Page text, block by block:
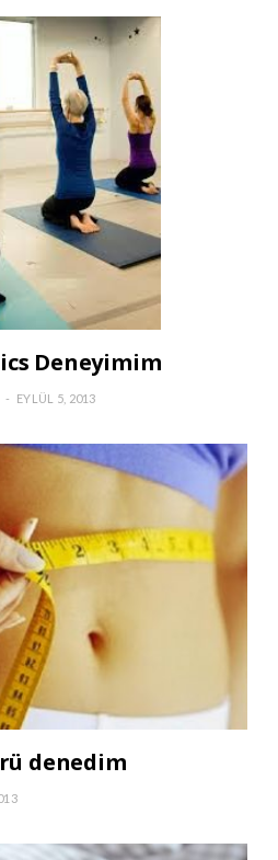
Deneyimim
EYLÜL 5, 2013
denedim